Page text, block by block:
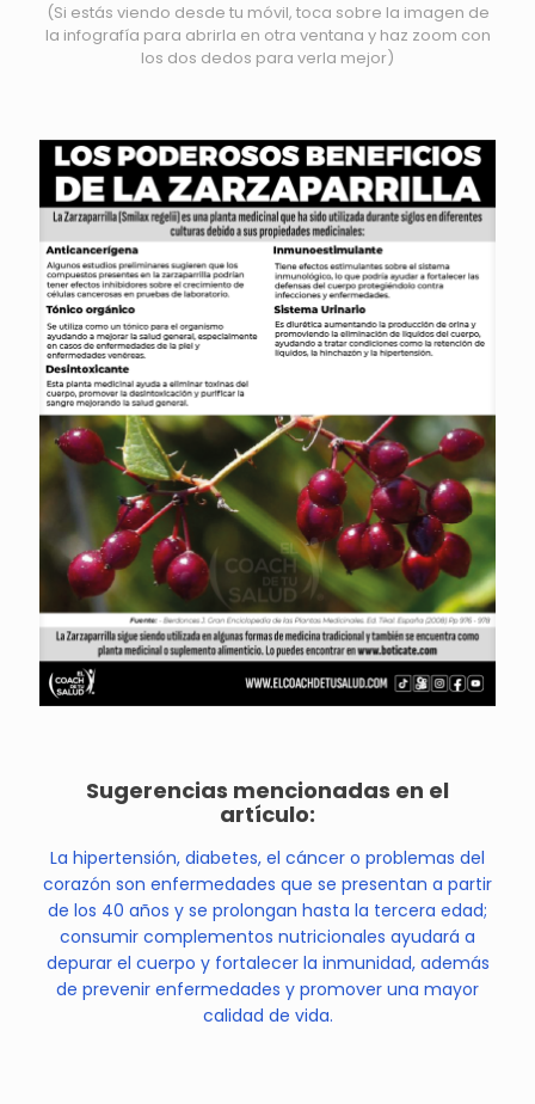
(Si estás viendo desde tu móvil, toca sobre la imagen de
la infografía para abrirla en otra ventana y haz zoom con
los dos dedos para verla mejor)
Sugerencias mencionadas en el
artículo:
La hipertensión, diabetes, el cáncer o problemas del
corazón son enfermedades que se presentan a partir
de los 40 años y se prolongan hasta la tercera edad;
consumir complementos nutricionales ayudará a
depurar el cuerpo y fortalecer la inmunidad, además
de prevenir enfermedades y promover una mayor
calidad de vida.